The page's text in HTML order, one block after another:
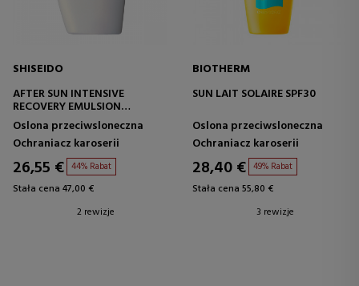
SHISEIDO
AFTER SUN INTENSIVE
RECOVERY EMULSION
(FACE/BODY)
Oslona przeciwsloneczna
Ochraniacz karoserii
26,55 € 44% Rabat
Stała cena 47,00 €
2 rewizje
BIOTHERM
SUN LAIT SOLAIRE SPF30
Oslona przeciwsloneczna
Ochraniacz karoserii
28,40 € 49% Rabat
Stała cena 55,80 €
3 rewizje